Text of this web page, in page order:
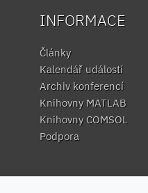
INFORMACE
Články
Kalendář událostí
Archiv konferencí
Knihovny MATLAB
Knihovny COMSOL
Podpora